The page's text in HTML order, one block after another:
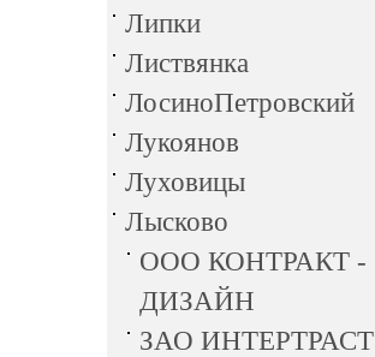
Липки
Листвянка
ЛосиноПетровский
Лукоянов
Луховицы
Лысково
ООО КОНТРАКТ -
ДИЗАЙН
ЗАО ИНТЕРТРАСТ